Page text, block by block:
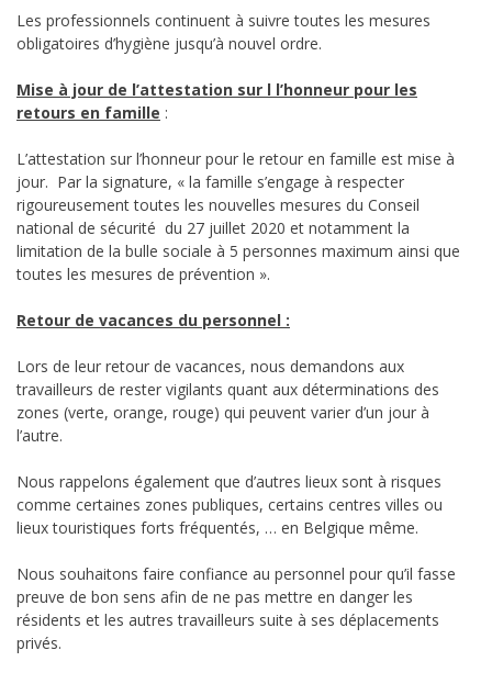
Les professionnels continuent à suivre toutes les mesures
obligatoires d’hygiène jusqu’à nouvel ordre.
Mise à jour de l’attestation sur l l’honneur pour les
retours en famille :
L’attestation sur l’honneur pour le retour en famille est mise à
jour. Par la signature, « la famille s’engage à respecter
rigoureusement toutes les nouvelles mesures du Conseil
national de sécurité du 27 juillet 2020 et notamment la
limitation de la bulle sociale à 5 personnes maximum ainsi que
toutes les mesures de prévention ».
Retour de vacances du personnel :
Lors de leur retour de vacances, nous demandons aux
travailleurs de rester vigilants quant aux déterminations des
zones (verte, orange, rouge) qui peuvent varier d’un jour à
l’autre.
Nous rappelons également que d’autres lieux sont à risques
comme certaines zones publiques, certains centres villes ou
lieux touristiques forts fréquentés, … en Belgique même.
Nous souhaitons faire confiance au personnel pour qu’il fasse
preuve de bon sens afin de ne pas mettre en danger les
résidents et les autres travailleurs suite à ses déplacements
privés.